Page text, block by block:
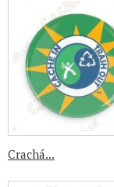
Crachá...